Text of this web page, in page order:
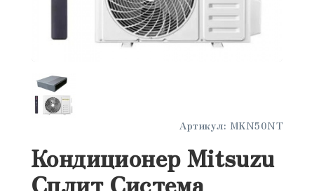
Артикул: MKN50NT
Кондиционер Mitsuzu
Сплит Система